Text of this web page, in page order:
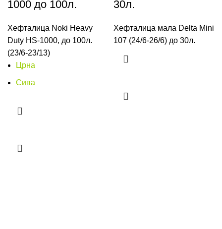
1000 до 100л.
Хефталица Noki Heavy
Duty HS-1000, до 100л.
(23/6-23/13)
Црна
Сива
30л.
Хефталица мала Delta Mini
107 (24/6-26/6) до 30л.